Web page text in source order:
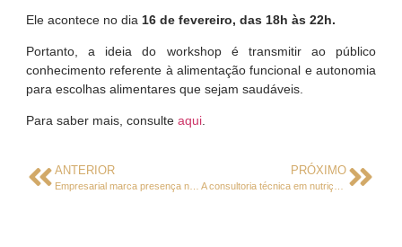
Ele acontece no dia 16 de fevereiro, das 18h às 22h.
Portanto, a ideia do workshop é transmitir ao público
conhecimento referente à alimentação funcional e autonomia
para escolhas alimentares que sejam saudáveis.
Para saber mais, consulte aqui.
ANTERIOR PRÓXIMO